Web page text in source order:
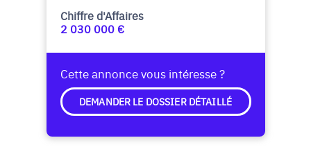
Chiffre d'Affaires
2 030 000 €
Cette annonce vous intéresse ?
DEMANDER LE DOSSIER DÉTAILLÉ